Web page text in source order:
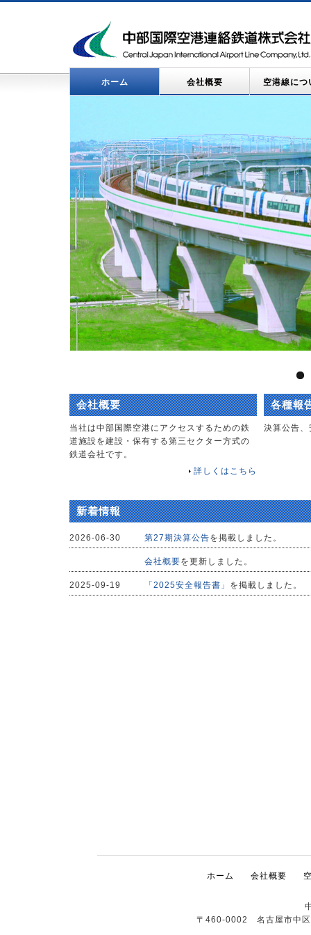
ホーム 会社概要 空港線につ
会社概要
当社は中部国際空港にアクセスするための鉄
道施設を建設・保有する第三セクター方式の
鉄道会社です。
詳しくはこちら
各種報
決算公告
新着情報
2026-06-30 第27期決算公告を掲載しました。
会社概要を更新しました。
2025-09-19 「2025安全報告書」 を掲載しました。
ホーム 会社概要
〒460-0002 名古屋市中